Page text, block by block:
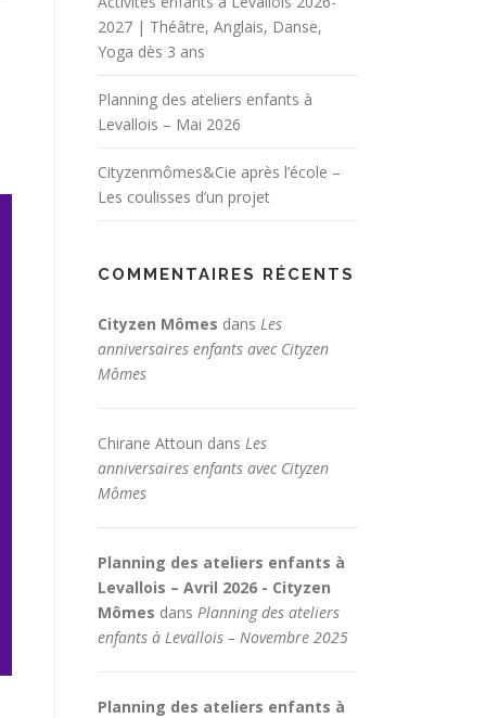
2027 | Théâtre, Anglais, Danse,
Yoga dès 3 ans
Planning des ateliers enfants à
Levallois – Mai 2026
Cityzenmômes&Cie après l’école –
Les coulisses d’un projet
COMMENTAIRES RÉCENTS
Cityzen Mômes dans Les
anniversaires enfants avec Cityzen
Mômes
Chirane Attoun dans Les
anniversaires enfants avec Cityzen
Mômes
Planning des ateliers enfants à
Levallois – Avril 2026 - Cityzen
Mômes dans Planning des ateliers
enfants à Levallois – Novembre 2025
Planning des ateliers enfants à